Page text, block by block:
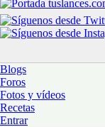
Blogs
Foros
Fotos y vídeos
Recetas
Entrar